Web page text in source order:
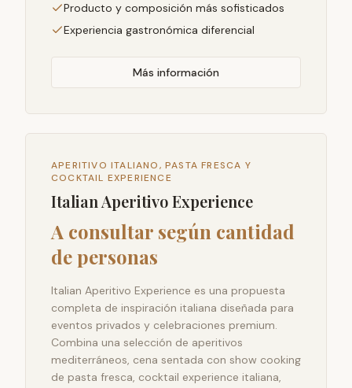
Producto y composición más sofisticados
Experiencia gastronómica diferencial
Más información
APERITIVO ITALIANO, PASTA FRESCA Y
COCKTAIL EXPERIENCE
Italian Aperitivo Experience
A consultar según cantidad
de personas
Italian Aperitivo Experience es una propuesta
completa de inspiración italiana diseñada para
eventos privados y celebraciones premium.
Combina una selección de aperitivos
mediterráneos, cena sentada con show cooking
de pasta fresca, cocktail experience italiana,